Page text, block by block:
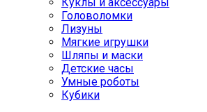
Куклы и аксессуары
Головоломки
Лизуны
Мягкие игрушки
Шляпы и маски
Детские часы
Умные роботы
Кубики